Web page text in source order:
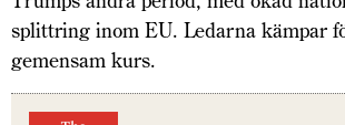
splittring inom EU. Ledarna kämpar
gemensam kurs.